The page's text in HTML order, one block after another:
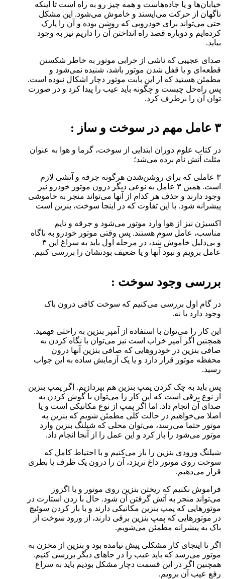
خیابان‌ها و یا جاده‌هاست و همه چیز رو به راه است تا اینکه
ناگهان از حرکت می‌ایستد و خاموش می‌شود. این مشکل
حتی می‌تواند برای خودرویی که روشن بوده و آن را پارک
کرده‌ایم و دوباره قصد راه انداختن آن را داریم نیز به وجود
بیاید.
صدای عجیبی که ناشی از خرابی موتور به خاطر شکستن
قطعه‌ای و یا قفل شدن موتور باشد، شنیده نمی‌شود و
مطمئن هستید که از این بابت موتور دچار اشکال نبوده است.
پس راه‌حل چیست و چگونه باید عیب را پیدا کرد و در صورت
توان آن را برطرف کرد.
۳ عامل مهم در سوخت و ساز :
در کتاب علوم دوران ابتدایی از سوخت، گرما و هوا به عنوان
مثلث آتش نام برده می‌شد؛
۳ عاملی که برای روشن‌شدن هر‌گونه جرقه و آتشی لازم
است. همین ۳ عامل به نوعی دیگر درون موتور خودرو نیز
وجود دارند و حذف هر کدام از آنها می‌تواند منجر به خاموشی
پیشرانه شود. با این تفاوت که در اینجا سوخت، بنزین است
اکسیژن نیز از هوا وارد موتور می‌شود و جرقه و تایم
مناسب، عامل سوم هستند. پس وقتی موتور خودرو به ناگاه
و بی‌دلیل خاموش شد، در مرحله اول باید به سراغ این ۳
عامل برویم و نبود آنها و یا ضعیف بودنشان را بررسی کنیم.
بررسی وجود سوخت :
در گام اول بررسی می‌کنیم که سوخت کافی درون باک
وجود دارد یا نه.
این کار را می‌توان با استفاده از آمپر بنزین به راحتی فهمید.
همچنین اگر آمپر خراب است نیز می‌توان با نگاه کردن به
صافی بنزین در خودرو‌هایی که صافی بنزین آنها درون
محفظه موتور قرار دارد و یا یک آزمایش ساده به این جواب
رسید.
پس باید به چک کردن پمپ بنزین هم بپردازیم. اگر پمپ بنزین
از نوع برقی است که این کار را می‌توان با گوش کردن به
صدای آن انجام داد. اما اگر پمپ از نوع مکانیکی است و یا
اصلا می‌خواهیم در حالت کلی مطمئن شویم که بنزین به
موتور حتما می‌رسد، می‌توان محلی که شیلنگ بنزین وارد
موتور می‌شود را باز کرد و این عمل را از آنجا انجام داد.
شیلنگ ورودی بنزین را باز می‌کنیم و با احتیاط کامل که
سوخت روی موتور داغ نریزد، آن را درون یک ظرف یا بطری
قرار می‌دهیم.
فراموش نکنیم که ریختن بنزین روی موتور و یا اگزوز
می‌تواند منجر به آتش گرفتن آن شود. حال با زدن استارت در
موتور‌هایی که پمپ بنزین مکانیکی دارند و یا باز کردن سوئیچ
در موتور‌هایی که پمپ بنزین برقی دارند، از ورود سوخت از
باک به پیشرانه مطمئن می‌شویم.
اگر تا اینجای کار مشکلی پیش نیامده بود و بنزین از مخزن به
موتور می‌رسد که باید عیب را در جا‌های دیگر بررسی کنیم.
همچنین اگر در این قسمت دچار مشکل بودیم باید به سراغ
رفع عیب آن برویم.